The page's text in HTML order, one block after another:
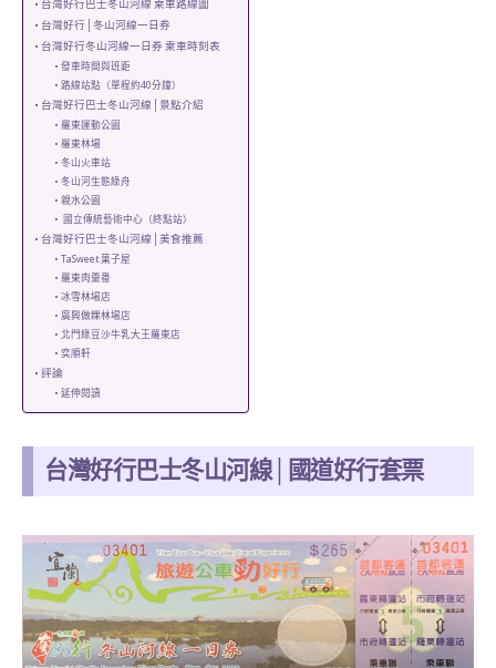
台灣好行巴士冬山河線 乘車路線圖
台灣好行│冬山河線一日券
台灣好行冬山河線一日券 乘車時刻表
發車時間與班距
路線站點（單程約40分鐘）
台灣好行巴士冬山河線│景點介紹
羅東運動公園
羅東林場
冬山火車站
冬山河生態綠舟
親水公園
國立傳統藝術中心（終點站）
台灣好行巴士冬山河線│美食推薦
TaSweet 菓子屋
羅東肉羹番
冰雪林場店
廣興做粿林場店
北門綠豆沙牛乳大王羅東店
奕順軒
評論
延伸閱讀
台灣好行巴士冬山河線│國道好行套票